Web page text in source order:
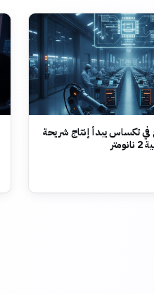
تكساس يبدأ إنتاج شريحة